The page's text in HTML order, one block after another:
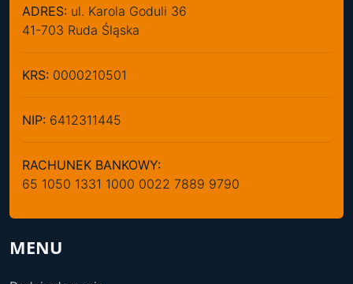
ADRES: ul. Karola Goduli 36
41-703 Ruda Śląska
KRS: 0000210501
NIP: 6412311445
RACHUNEK BANKOWY:
65 1050 1331 1000 0022 7889 9790
MENU